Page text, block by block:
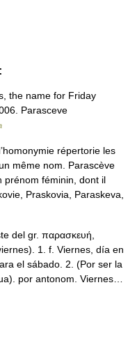
the name for Friday
Parasceve
répertorie les
même nom. Parascève
prénom féminin, dont il
Praskovia, Paraskeva,
del gr. παρασκευή,
1. f. Viernes, día en
el sábado. 2. (Por ser la
por antonom. Viernes…